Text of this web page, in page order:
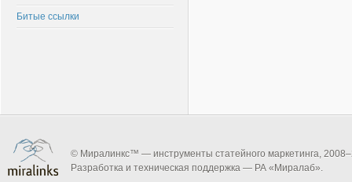
Битые ссылки
© Миралинкс™ — инструменты статейного маркетинга, 2008–
Разработка и техническая поддержка — РА «Миралаб».